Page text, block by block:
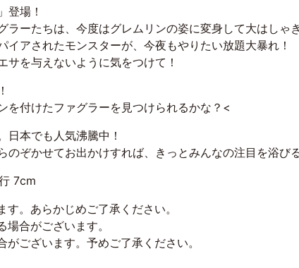
登場！
ーたちは、今度はグレムリンの姿に変身して大はしゃ
アされたモンスターが、今夜もやりたい放題大暴れ！
を与えないように気をつけて！
を付けたファグラーを見つけられるかな？<
日本でも人気沸騰中！
ぞかせてお出かけすれば、きっとみんなの注目を浴び
7cm
。あらかじめご了承ください。
合がございます。
ございます。予めご了承ください。